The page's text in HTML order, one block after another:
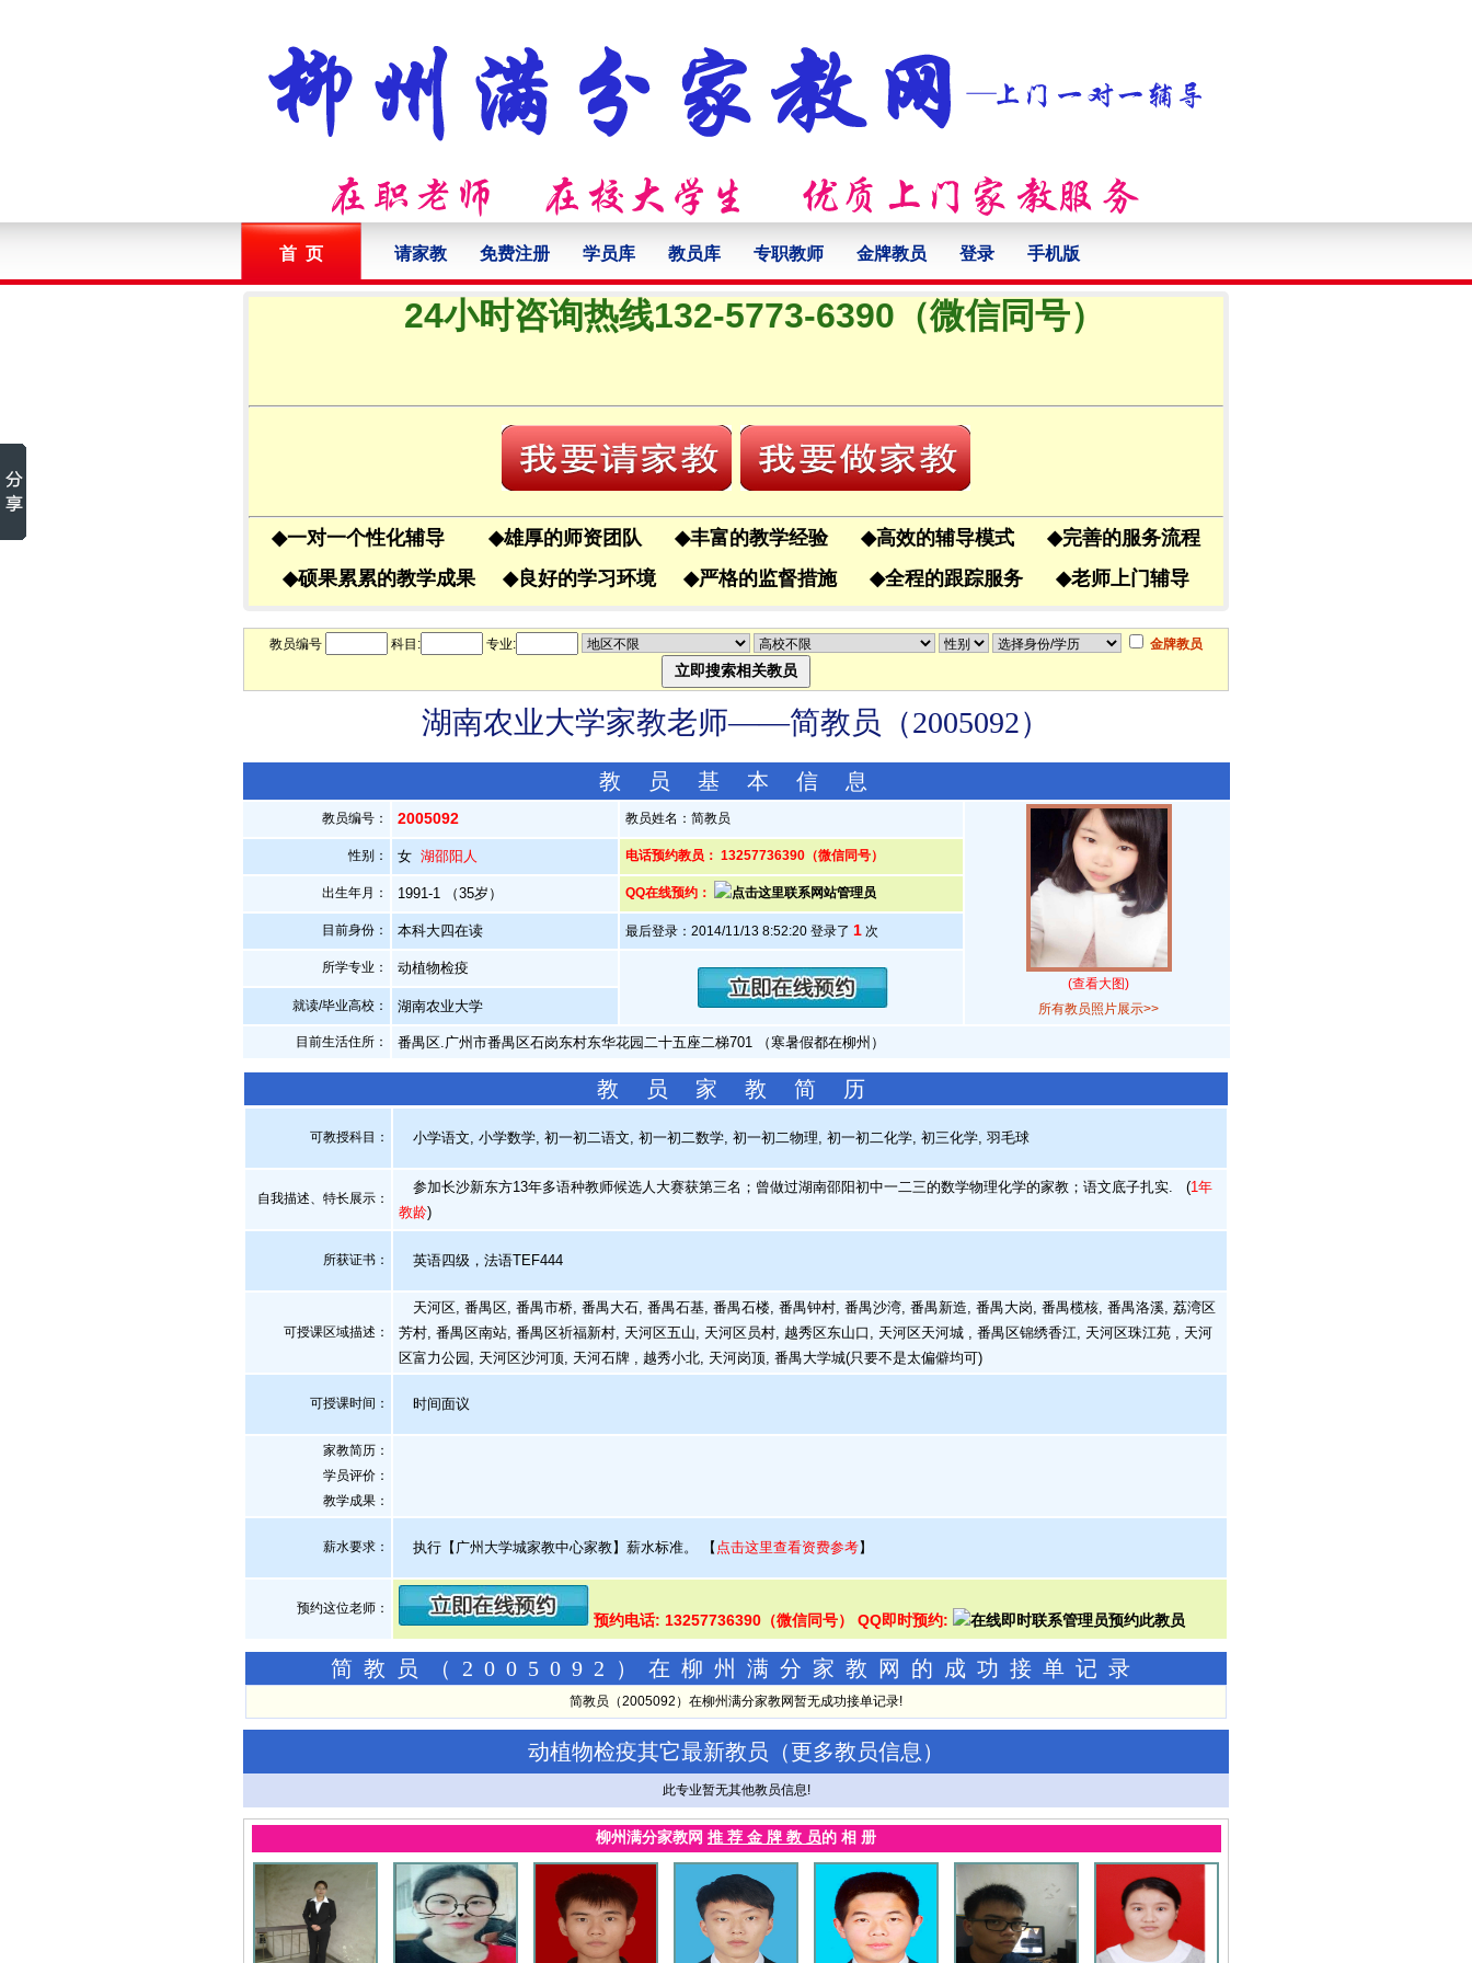
首 页 请家教 免费注册 学员库 教员库 专职教师 金牌教员 登录 手机版
24小时咨询热线132-5773-6390（微信同号）
◆一对一个性化辅导 ◆雄厚的师资团队 ◆丰富的教学经验 ◆高效的辅导模式 ◆完善的服务流程
◆硕果累累的教学成果 ◆良好的学习环境 ◆严格的监督措施 ◆全程的跟踪服务 ◆老师上门辅导
教员编号 科目: 专业: 金牌教员
湖南农业大学家教老师——简教员（2005092）
教 员 基 本 信 息
教员编号： 2005092 教员姓名：简教员
(查看大图)
所有教员照片展示>>
性别： 女 湖邵阳人 电话预约教员： 13257736390（微信同号）
出生年月： 1991-1 （35岁） QQ在线预约：
目前身份： 本科大四在读 最后登录：2014/11/13 8:52:20 登录了 1次
所学专业： 动植物检疫
就读/毕业高校： 湖南农业大学
目前生活住所： 番禺区.广州市番禺区石岗东村东华花园二十五座二梯701 （寒暑假都在柳州）
教 员 家 教 简 历
可教授科目： 小学语文, 小学数学, 初一初二语文, 初一初二数学, 初一初二物理, 初一初二化学, 初三化学, 羽毛球
自我描述、特长展示 ：
参加长沙新东方13年多语种教师候选人大赛获第三名；曾做过湖南邵阳初中一二三的数学物理化学的家教；语文底子扎实. (1年
教龄)
所获证书 ： 英语四级，法语TEF444
可授课区域描述：
天河区, 番禺区, 番禺市桥, 番禺大石, 番禺石基, 番禺石楼, 番禺钟村, 番禺沙湾, 番禺新造, 番禺大岗, 番禺榄核, 番禺洛溪, 荔湾区
芳村, 番禺区南站, 番禺区祈福新村, 天河区五山, 天河区员村, 越秀区东山口, 天河区天河城 , 番禺区锦绣香江, 天河区珠江苑 , 天河
区富力公园, 天河区沙河顶, 天河石牌 , 越秀小北, 天河岗顶, 番禺大学城(只要不是太偏僻均可)
可授课时间： 时间面议
家教简历：
学员评价：
教学成果：
薪水要求： 执行【广州大学城家教中心家教】薪水标准。 【 点击这里查看资费参考】
预约这位老师：
预约电话: 13257736390（微信同号） QQ即时预约:
简教员（2005092）在柳州满分家教网的成功接单记录
简教员（2005092）在柳州满分家教网暂无成功接单记录!
动植物检疫其它最新教员（更多教员信息 ）
此专业暂无其他教员信息!
柳州满分家教网 推 荐 金 牌 教 员的 相 册